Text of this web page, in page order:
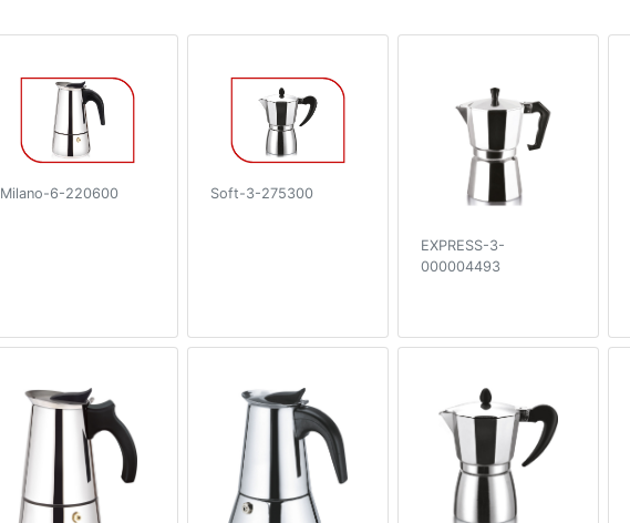
Milano-6-220600 Soft-3-275300
EXPRESS-3-
000004493